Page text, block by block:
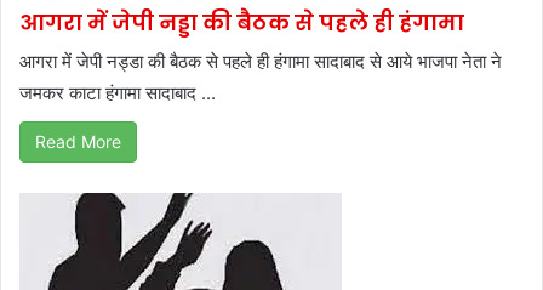
आगरा में जेपी नड्डा की बैठक से पहले ही हंगामा
आगरा में जेपी नड्डा की बैठक से पहले ही हंगामा सादाबाद से आये भाजपा नेता ने
जमकर काटा हंगामा सादाबाद ...
Read More